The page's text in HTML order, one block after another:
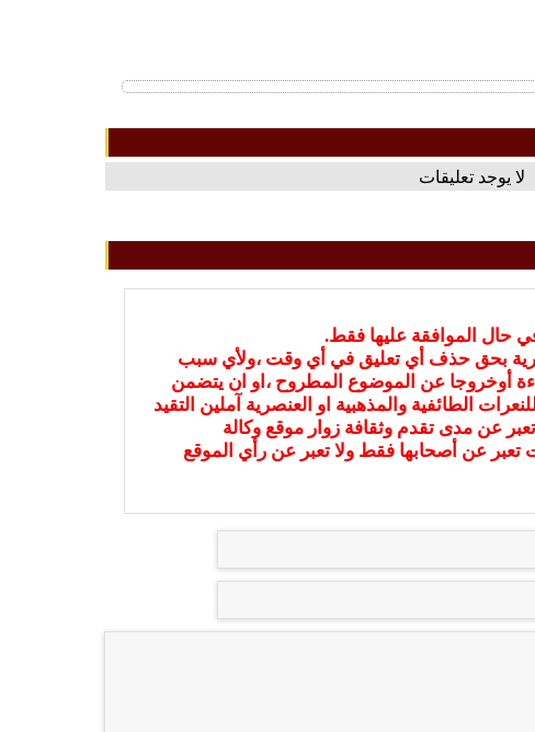
لا يوجد تعليقات
حال الموافقة عليها فقط.
بحق حذف أي تعليق في أي وقت ،ولأي سبب
أوخروجا عن الموضوع المطروح ،او ان يتضمن
الطائفية والمذهبية او العنصرية آملين التقيد
عن مدى تقدم وثقافة زوار موقع وكالة
تعبر عن أصحابها فقط ولا تعبر عن رأي الموقع